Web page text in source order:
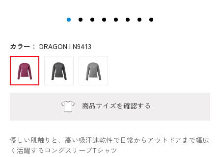
優しい肌触りと、高い吸汗速乾性で日常からアウトドアまで幅広
く活躍するロングスリーブTシャツ
カラー ： DRAGON | N9413
商品サイズを確認する